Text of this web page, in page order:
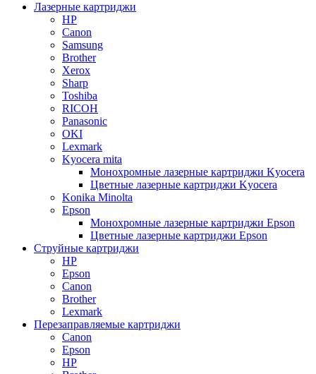
Лазерные картриджи
HP
Canon
Samsung
Brother
Xerox
Sharp
Toshiba
RICOH
Panasonic
OKI
Lexmark
Kyocera mita
Монохромные лазерные картриджи Kyocera
Цветные лазерные картриджи Kyocera
Konika Minolta
Epson
Монохромные лазерные картриджи Epson
Цветные лазерные картриджи Epson
Струйные картриджи
HP
Epson
Canon
Brother
Lexmark
Перезаправляемые картриджи
Canon
Epson
HP